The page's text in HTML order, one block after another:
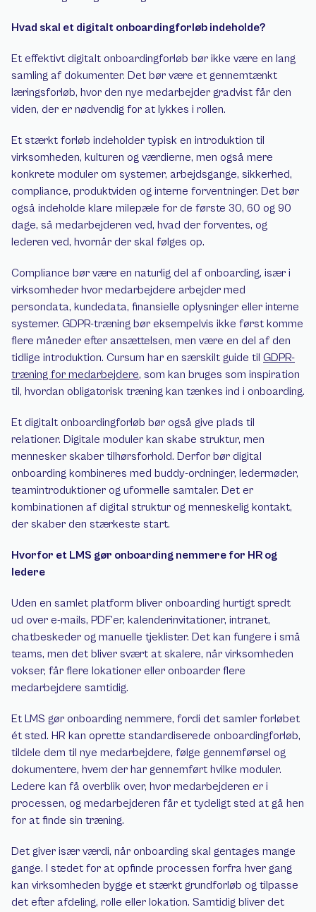
Hvad skal et digitalt onboardingforløb indeholde?
Et effektivt digitalt onboardingforløb bør ikke være en lang
samling af dokumenter. Det bør være et gennemtænkt
læringsforløb, hvor den nye medarbejder gradvist får den
viden, der er nødvendig for at lykkes i rollen.
Et stærkt forløb indeholder typisk en introduktion til
virksomheden, kulturen og værdierne, men også mere
konkrete moduler om systemer, arbejdsgange, sikkerhed,
compliance, produktviden og interne forventninger. Det bør
også indeholde klare milepæle for de første 30, 60 og 90
dage, så medarbejderen ved, hvad der forventes, og
lederen ved, hvornår der skal følges op.
Compliance bør være en naturlig del af onboarding, især i
virksomheder hvor medarbejdere arbejder med
persondata, kundedata, finansielle oplysninger eller interne
systemer. GDPR-træning bør eksempelvis ikke først komme
flere måneder efter ansættelsen, men være en del af den
tidlige introduktion. Cursum har en særskilt guide til GDPR-
træning for medarbejdere, som kan bruges som inspiration
til, hvordan obligatorisk træning kan tænkes ind i onboarding.
Et digitalt onboardingforløb bør også give plads til
relationer. Digitale moduler kan skabe struktur, men
mennesker skaber tilhørsforhold. Derfor bør digital
onboarding kombineres med buddy-ordninger, ledermøder,
teamintroduktioner og uformelle samtaler. Det er
kombinationen af digital struktur og menneskelig kontakt,
der skaber den stærkeste start.
Hvorfor et LMS gør onboarding nemmere for HR og
ledere
Uden en samlet platform bliver onboarding hurtigt spredt
ud over e-mails, PDF’er, kalenderinvitationer, intranet,
chatbeskeder og manuelle tjeklister. Det kan fungere i små
teams, men det bliver svært at skalere, når virksomheden
vokser, får flere lokationer eller onboarder flere
medarbejdere samtidig.
Et LMS gør onboarding nemmere, fordi det samler forløbet
ét sted. HR kan oprette standardiserede onboardingforløb,
tildele dem til nye medarbejdere, følge gennemførsel og
dokumentere, hvem der har gennemført hvilke moduler.
Ledere kan få overblik over, hvor medarbejderen er i
processen, og medarbejderen får et tydeligt sted at gå hen
for at finde sin træning.
Det giver især værdi, når onboarding skal gentages mange
gange. I stedet for at opfinde processen forfra hver gang
kan virksomheden bygge et stærkt grundforløb og tilpasse
det efter afdeling, rolle eller lokation. Samtidig bliver det